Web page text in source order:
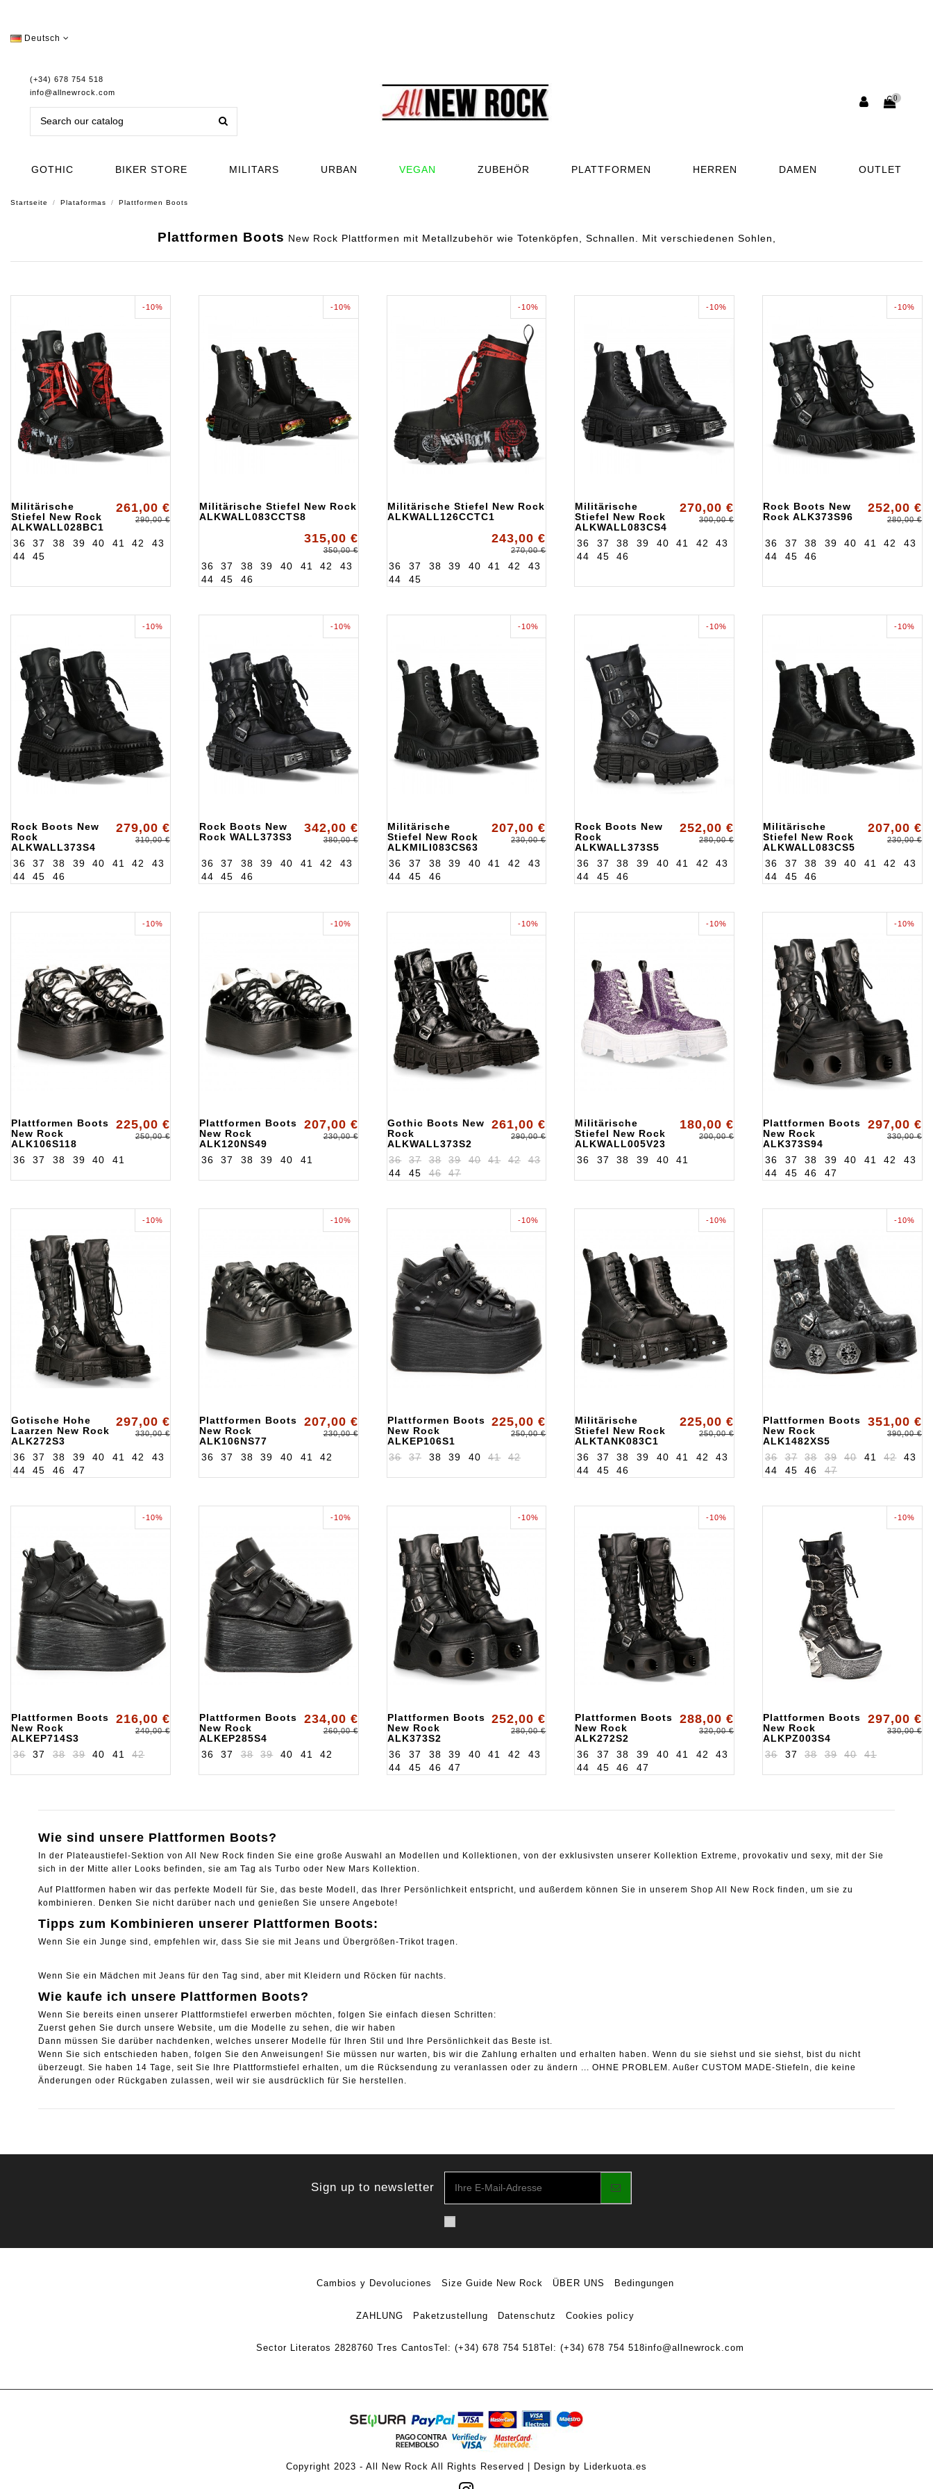
Deutsch
(+34) 678 754 518
info@allnewrock.com
0
GOTHIC BIKER STORE MILITARS URBAN VEGAN ZUBEHÖR PLATTFORMEN HERREN DAMEN OUTLET
Startseite Plataformas Plattformen Boots
Plattformen Boots New Rock Plattformen mit Metallzubehör wie Totenköpfen, Schnallen. Mit verschiedenen Sohlen,
-10%
Militärische
Stiefel New Rock
ALKWALL028BC1
261,00 €
290,00 €
36 37 38 39 40 41 42
43
44
45
-10%
Militärische Stiefel New Rock
ALKWALL083CCTS8
315,00 €
350,00 €
36 37 38 39 40 41 42
43
44
45 46
-10%
Militärische Stiefel New Rock
ALKWALL126CCTC1
243,00 €
270,00 €
36 37 38 39 40 41 42
43
44
45
-10%
Militärische
Stiefel New Rock
ALKWALL083CS4
270,00 €
300,00 €
36 37 38 39 40 41 42
43
44
45 46
-10%
Rock Boots New
Rock ALK373S96
252,00 €
280,00 €
36 37 38 39 40 41 42
43
44
45 46
-10%
Rock Boots New
Rock
ALKWALL373S4
279,00 €
310,00 €
36 37 38 39 40 41 42
43
44
45 46
-10%
Rock Boots New
Rock WALL373S3
342,00 €
380,00 €
36 37 38 39 40 41 42
43
44
45 46
-10%
Militärische
Stiefel New Rock
ALKMILI083CS63
207,00 €
230,00 €
36 37 38 39 40 41 42
43
44
45 46
-10%
Rock Boots New
Rock
ALKWALL373S5
252,00 €
280,00 €
36 37 38 39 40 41 42
43
44
45 46
-10%
Militärische
Stiefel New Rock
ALKWALL083CS5
207,00 €
230,00 €
36 37 38 39 40 41 42
43
44
45 46
-10%
Plattformen Boots
New Rock
ALK106S118
225,00 €
250,00 €
36 37 38 39 40 41
-10%
Plattformen Boots
New Rock
ALK120NS49
207,00 €
230,00 €
36 37 38 39 40 41
-10%
Gothic Boots New
Rock
ALKWALL373S2
261,00 €
290,00 €
36 37 38 39 40 41 42
43
44
45 46 47
-10%
Militärische
Stiefel New Rock
ALKWALL005V23
180,00 €
200,00 €
36 37 38 39 40 41
-10%
Plattformen Boots
New Rock
ALK373S94
297,00 €
330,00 €
36 37 38 39 40 41 42
43
44
45 46 47
-10%
Gotische Hohe
Laarzen New Rock
ALK272S3
297,00 €
330,00 €
36 37 38 39 40 41 42
43
44
45 46 47
-10%
Plattformen Boots
New Rock
ALK106NS77
207,00 €
230,00 €
36 37 38 39 40 41 42
-10%
Plattformen Boots
New Rock
ALKEP106S1
225,00 €
250,00 €
36 37 38 39 40 41 42
-10%
Militärische
Stiefel New Rock
ALKTANK083C1
225,00 €
250,00 €
36 37 38 39 40 41 42
43
44
45 46
-10%
Plattformen Boots
New Rock
ALK1482XS5
351,00 €
390,00 €
36 37 38 39 40 41 42
43
44
45 46 47
-10%
Plattformen Boots
New Rock
ALKEP714S3
216,00 €
240,00 €
36 37 38 39 40 41 42
-10%
Plattformen Boots
New Rock
ALKEP285S4
234,00 €
260,00 €
36 37 38 39 40 41 42
-10%
Plattformen Boots
New Rock
ALK373S2
252,00 €
280,00 €
36 37 38 39 40 41 42
43
44
45 46 47
-10%
Plattformen Boots
New Rock
ALK272S2
288,00 €
320,00 €
36 37 38 39 40 41 42
43
44
45 46 47
-10%
Plattformen Boots
New Rock
ALKPZ003S4
297,00 €
330,00 €
36 37 38 39 40 41
Wie sind unsere Plattformen Boots?
In der Plateaustiefel-Sektion von All New Rock finden Sie eine große Auswahl an Modellen und Kollektionen, von der exklusivsten unserer Kollektion Extreme, provokativ und sexy, mit der Sie
sich in der Mitte aller Looks befinden, sie am Tag als Turbo oder New Mars Kollektion.
Auf Plattformen haben wir das perfekte Modell für Sie, das beste Modell, das Ihrer Persönlichkeit entspricht, und außerdem können Sie in unserem Shop All New Rock finden, um sie zu
kombinieren. Denken Sie nicht darüber nach und genießen Sie unsere Angebote!
Tipps zum Kombinieren unserer Plattformen Boots:
Wenn Sie ein Junge sind, empfehlen wir, dass Sie sie mit Jeans und Übergrößen-Trikot tragen.
Wenn Sie ein Mädchen mit Jeans für den Tag sind, aber mit Kleidern und Röcken für nachts.
Wie kaufe ich unsere Plattformen Boots?
Wenn Sie bereits einen unserer Plattformstiefel erwerben möchten, folgen Sie einfach diesen Schritten:
Zuerst gehen Sie durch unsere Website, um die Modelle zu sehen, die wir haben
Dann müssen Sie darüber nachdenken, welches unserer Modelle für Ihren Stil und Ihre Persönlichkeit das Beste ist.
Wenn Sie sich entschieden haben, folgen Sie den Anweisungen! Sie müssen nur warten, bis wir die Zahlung erhalten und erhalten haben. Wenn du sie siehst und sie siehst, bist du nicht
überzeugt. Sie haben 14 Tage, seit Sie Ihre Plattformstiefel erhalten, um die Rücksendung zu veranlassen oder zu ändern ... OHNE PROBLEM. Außer CUSTOM MADE-Stiefeln, die keine
Änderungen oder Rückgaben zulassen, weil wir sie ausdrücklich für Sie herstellen.
Sign up to newsletter
Cambios y Devoluciones Size Guide New Rock ÜBER UNS Bedingungen
ZAHLUNG Paketzustellung Datenschutz Cookies policy
Sector Literatos 2828760 Tres CantosTel: (+34) 678 754 518Tel: (+34) 678 754 518info@allnewrock.com
Copyright 2023 - All New Rock All Rights Reserved | Design by Liderkuota.es